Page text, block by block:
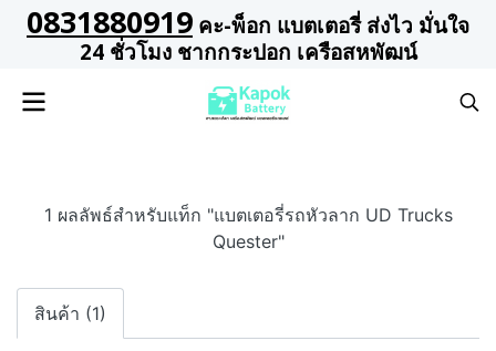
0831880919 คะ-พ็อก แบตเตอรี่ ส่งไว มั่นใจ
24 ชั่วโมง ชากกระปอก เครือสหพัฒน์
1 ผลลัพธ์สำหรับแท็ก "แบตเตอรี่รถหัวลาก UD Trucks
Quester"
สินค้า (1)